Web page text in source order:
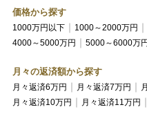
価格から探す
1000万円以下 1000～2000万円
4000～5000万円
5000～6000万円
月々の返済額から探す
月々返済6万円 月々返済7万円
月々返済10万円
月々返済11万円